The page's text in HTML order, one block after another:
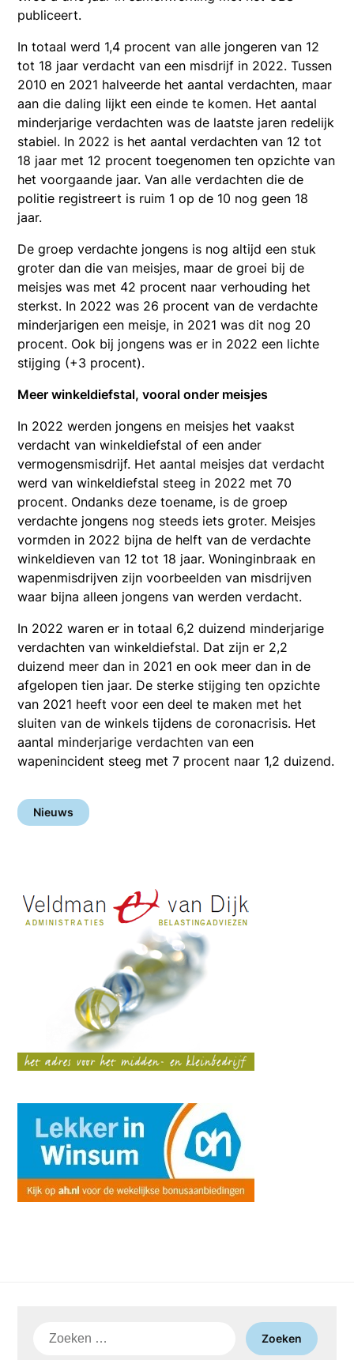
publiceert.
In totaal werd 1,4 procent van alle jongeren van 12
tot 18 jaar verdacht van een misdrijf in 2022. Tussen
2010 en 2021 halveerde het aantal verdachten, maar
aan die daling lijkt een einde te komen. Het aantal
minderjarige verdachten was de laatste jaren redelijk
stabiel. In 2022 is het aantal verdachten van 12 tot
18 jaar met 12 procent toegenomen ten opzichte van
het voorgaande jaar. Van alle verdachten die de
politie registreert is ruim 1 op de 10 nog geen 18
jaar.
De groep verdachte jongens is nog altijd een stuk
groter dan die van meisjes, maar de groei bij de
meisjes was met 42 procent naar verhouding het
sterkst. In 2022 was 26 procent van de verdachte
minderjarigen een meisje, in 2021 was dit nog 20
procent. Ook bij jongens was er in 2022 een lichte
stijging (+3 procent).
Meer winkeldiefstal, vooral onder meisjes
In 2022 werden jongens en meisjes het vaakst
verdacht van winkeldiefstal of een ander
vermogensmisdrijf. Het aantal meisjes dat verdacht
werd van winkeldiefstal steeg in 2022 met 70
procent. Ondanks deze toename, is de groep
verdachte jongens nog steeds iets groter. Meisjes
vormden in 2022 bijna de helft van de verdachte
winkeldieven van 12 tot 18 jaar. Woninginbraak en
wapenmisdrijven zijn voorbeelden van misdrijven
waar bijna alleen jongens van werden verdacht.
In 2022 waren er in totaal 6,2 duizend minderjarige
verdachten van winkeldiefstal. Dat zijn er 2,2
duizend meer dan in 2021 en ook meer dan in de
afgelopen tien jaar. De sterke stijging ten opzichte
van 2021 heeft voor een deel te maken met het
sluiten van de winkels tijdens de coronacrisis. Het
aantal minderjarige verdachten van een
wapenincident steeg met 7 procent naar 1,2 duizend.
Nieuws
Zoeken